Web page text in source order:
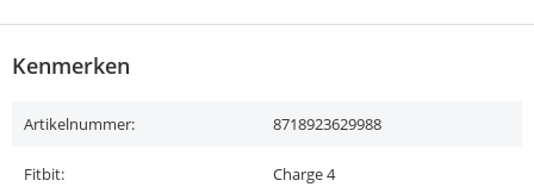
Kenmerken
Artikelnummer: 8718923629988
Fitbit: Charge 4